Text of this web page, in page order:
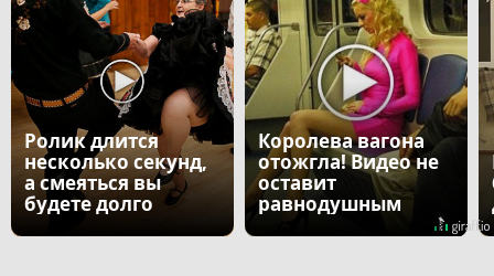
Ролик длится
несколько секунд,
а смеяться вы
будете долго
Королева вагона
отожгла! Видео не
оставит
равнодушным